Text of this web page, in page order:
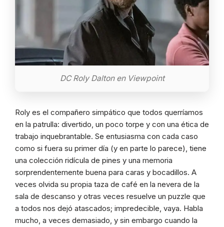
DC Roly Dalton en Viewpoint
Roly es el compañero simpático que todos querríamos
en la patrulla: divertido, un poco torpe y con una ética de
trabajo inquebrantable. Se entusiasma con cada caso
como si fuera su primer día (y en parte lo parece), tiene
una colección ridícula de pines y una memoria
sorprendentemente buena para caras y bocadillos. A
veces olvida su propia taza de café en la nevera de la
sala de descanso y otras veces resuelve un puzzle que
a todos nos dejó atascados; impredecible, vaya. Habla
mucho, a veces demasiado, y sin embargo cuando la